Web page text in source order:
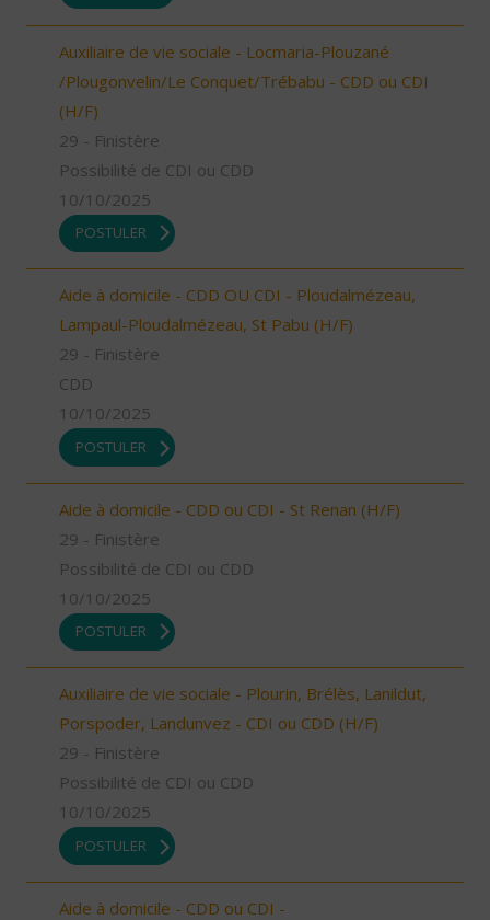
Auxiliaire de vie sociale - Locmaria-Plouzané
/Plougonvelin/Le Conquet/Trébabu - CDD ou CDI
(H/F)
29 - Finistère
Possibilité de CDI ou CDD
10/10/2025
POSTULER
Aide à domicile - CDD OU CDI - Ploudalmézeau,
Lampaul-Ploudalmézeau, St Pabu (H/F)
29 - Finistère
CDD
10/10/2025
POSTULER
Aide à domicile - CDD ou CDI - St Renan (H/F)
29 - Finistère
Possibilité de CDI ou CDD
10/10/2025
POSTULER
Auxiliaire de vie sociale - Plourin, Brélès, Lanildut,
Porspoder, Landunvez - CDI ou CDD (H/F)
29 - Finistère
Possibilité de CDI ou CDD
10/10/2025
POSTULER
Aide à domicile - CDD ou CDI -